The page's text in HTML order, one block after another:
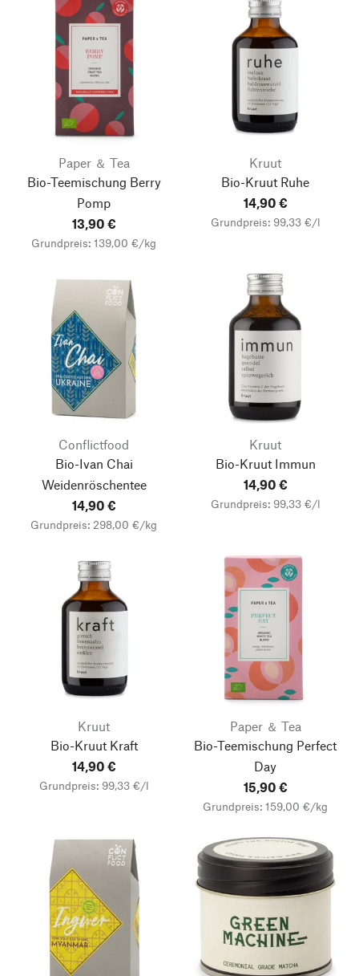
Paper ＆ Tea
Bio-Teemischung Berry
Pomp
13,90 €
Grundpreis: 139,00 €/kg
Kruut
Bio-Kruut Ruhe
14,90 €
Grundpreis: 99,33 €/l
Conflictfood
Bio-Ivan Chai
Weidenröschentee
14,90 €
Grundpreis: 298,00 €/kg
Kruut
Bio-Kruut Immun
14,90 €
Grundpreis: 99,33 €/l
Kruut
Bio-Kruut Kraft
14,90 €
Grundpreis: 99,33 €/l
Paper ＆ Tea
Bio-Teemischung Perfect
Day
15,90 €
Grundpreis: 159,00 €/kg